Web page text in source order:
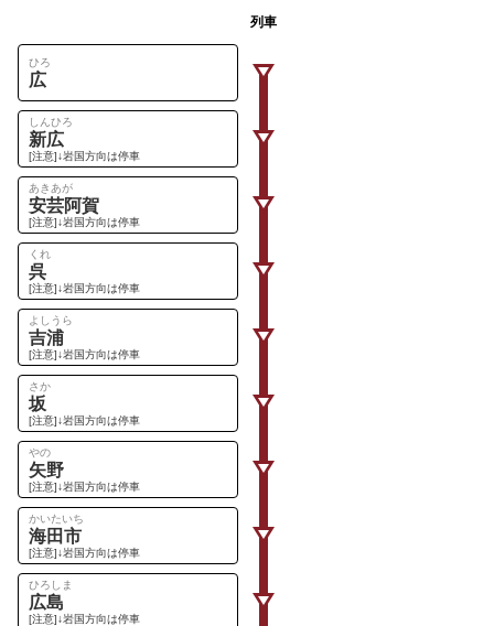
列車
ひろ
広
しんひろ
新広
[注意]↓岩国方向は停車
あきあが
安芸阿賀
[注意]↓岩国方向は停車
くれ
呉
[注意]↓岩国方向は停車
よしうら
吉浦
[注意]↓岩国方向は停車
さか
坂
[注意]↓岩国方向は停車
やの
矢野
[注意]↓岩国方向は停車
かいたいち
海田市
[注意]↓岩国方向は停車
ひろしま
広島
[注意]↓岩国方向は停車